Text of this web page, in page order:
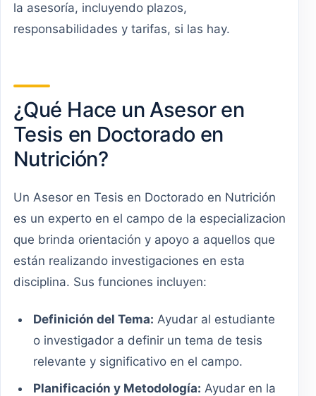
la asesoría, incluyendo plazos,
responsabilidades y tarifas, si las hay.
¿Qué Hace un Asesor en
Tesis en Doctorado en
Nutrición?
Un Asesor en Tesis en Doctorado en Nutrición
es un experto en el campo de la especializacion
que brinda orientación y apoyo a aquellos que
están realizando investigaciones en esta
disciplina. Sus funciones incluyen:
Definición del Tema: Ayudar al estudiante
o investigador a definir un tema de tesis
relevante y significativo en el campo.
Planificación y Metodología: Ayudar en la